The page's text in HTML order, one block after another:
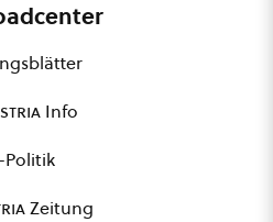
Info
Politik
Zeitung